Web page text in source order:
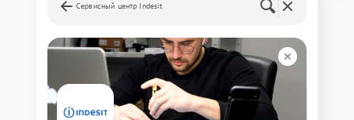
Сервисный центр Indesit